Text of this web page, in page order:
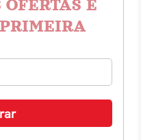
OFERTAS E